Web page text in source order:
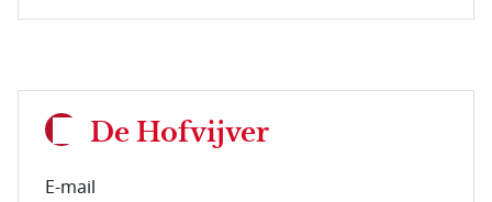
De Hofvijver
E-mail